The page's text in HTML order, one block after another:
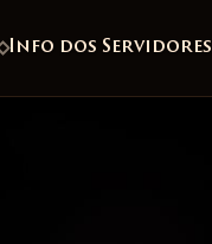
Info dos Servidores